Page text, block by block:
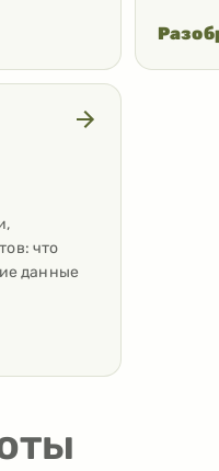
что
данные